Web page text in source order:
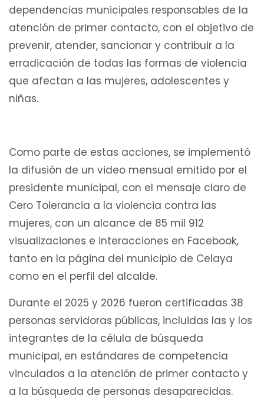
dependencias municipales responsables de la
atención de primer contacto, con el objetivo de
prevenir, atender, sancionar y contribuir a la
erradicación de todas las formas de violencia
que afectan a las mujeres, adolescentes y
niñas.
Como parte de estas acciones, se implementó
la difusión de un video mensual emitido por el
presidente municipal, con el mensaje claro de
Cero Tolerancia a la violencia contra las
mujeres, con un alcance de 85 mil 912
visualizaciones e interacciones en Facebook,
tanto en la página del municipio de Celaya
como en el perfil del alcalde.
Durante el 2025 y 2026 fueron certificadas 38
personas servidoras públicas, incluidas las y los
integrantes de la célula de búsqueda
municipal, en estándares de competencia
vinculados a la atención de primer contacto y
a la búsqueda de personas desaparecidas.